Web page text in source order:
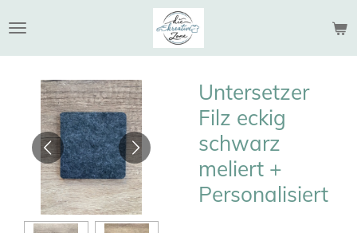
Hauptinhalt
springen
Untersetzer
Filz eckig
schwarz
meliert +
Personalisiert